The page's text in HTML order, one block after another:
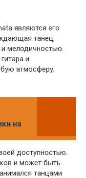
являются его
танец,
и мелодичностью.
и
атмосферу,
на
доступностью.
и может быть
танцами